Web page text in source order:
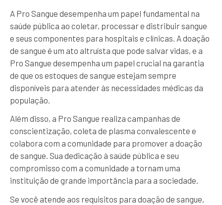
A Pro Sangue desempenha um papel fundamental na
saúde pública ao coletar, processar e distribuir sangue
e seus componentes para hospitais e clínicas. A doação
de sangue é um ato altruísta que pode salvar vidas, e a
Pro Sangue desempenha um papel crucial na garantia
de que os estoques de sangue estejam sempre
disponíveis para atender às necessidades médicas da
população.
Além disso, a Pro Sangue realiza campanhas de
conscientização, coleta de plasma convalescente e
colabora com a comunidade para promover a doação
de sangue. Sua dedicação à saúde pública e seu
compromisso com a comunidade a tornam uma
instituição de grande importância para a sociedade.
Se você atende aos requisitos para doação de sangue,